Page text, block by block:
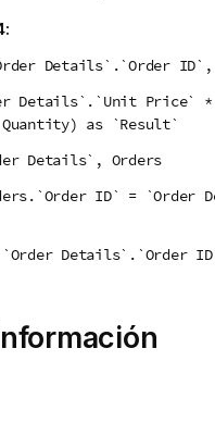
Details`.`Order ID`,
Details`.`Unit Price`
as `Result`
Details`, Orders
ID` = `Order
`Order Details`.`Order